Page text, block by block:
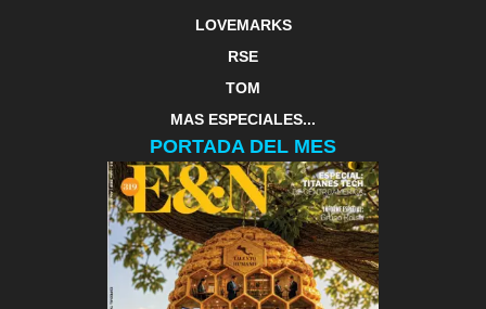
LOVEMARKS
RSE
TOM
MAS ESPECIALES...
PORTADA DEL MES